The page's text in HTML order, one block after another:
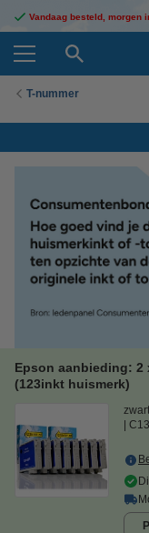
Vandaag besteld, morgen
T-nummer
Epson aanbieding: 2
(123inkt huismerk)